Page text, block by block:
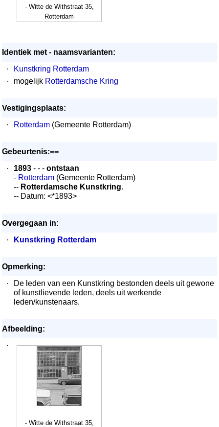
- Witte de Withstraat 35,
Rotterdam
Identiek met - naamsvarianten:
·
Kunstkring Rotterdam
·
mogelijk Rotterdamsche Kring
Vestigingsplaats:
·
Rotterdam (Gemeente Rotterdam)
Gebeurtenis:==
·
1893 - - - ontstaan
- Rotterdam (Gemeente Rotterdam)
-- Rotterdamsche Kunstkring.
-- Datum: <*1893>
Overgegaan in:
·
Kunstkring Rotterdam
Opmerking:
·
De leden van een Kunstkring bestonden deels uit gewone
of kunstlievende leden, deels uit werkende
leden/kunstenaars.
Afbeelding:
·
- Witte de Withstraat 35,